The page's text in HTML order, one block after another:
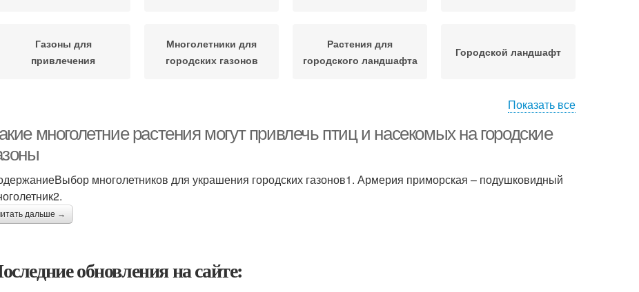
Газоны для
привлечения
Многолетники для
городских газонов
Растения для
городского ландшафта
Городской ландшафт
городские газоны
Показать все
многолетние растения могут привлечь птиц и насекомых на городские
многолетников для украшения городских газонов1. Армерия приморская – подушковидный
дальше →
обновления на сайте: